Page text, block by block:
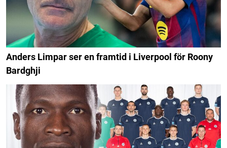
Anders Limpar ser en framtid i Liverpool för Roony
Bardghji